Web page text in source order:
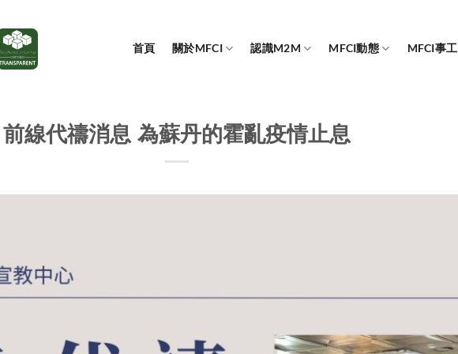
首頁 關於MFCI 認識M2M MFCI動態 MFCI事工
前線代禱消息 為蘇丹的霍亂疫情止息